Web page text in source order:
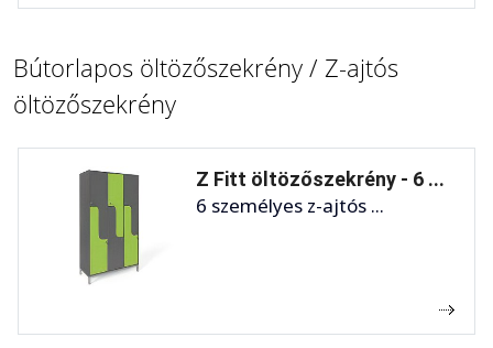
Bútorlapos öltözőszekrény / Z-ajtós
öltözőszekrény
Z Fitt öltözőszekrény - 6 ...
6 személyes z-ajtós ...